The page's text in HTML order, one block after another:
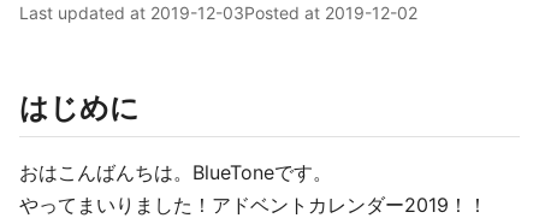
Last updated at 2019-12-03Posted at 2019-12-02
はじめに
おはこんばんちは。BlueToneです。
やってまいりました！アドベントカレンダー2019！！